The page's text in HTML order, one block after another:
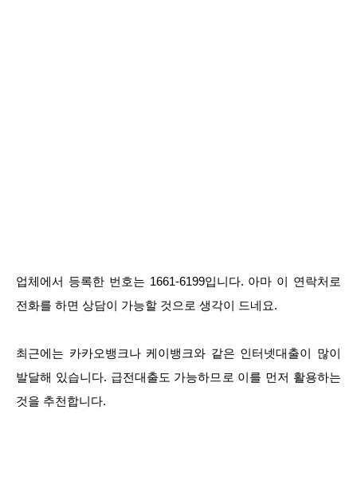
업체에서 등록한 번호는 1661-6199입니다. 아마 이 연락처로
전화를 하면 상담이 가능할 것으로 생각이 드네요.
최근에는 카카오뱅크나 케이뱅크와 같은 인터넷대출이 많이
발달해 있습니다. 급전대출도 가능하므로 이를 먼저 활용하는
것을 추천합니다.